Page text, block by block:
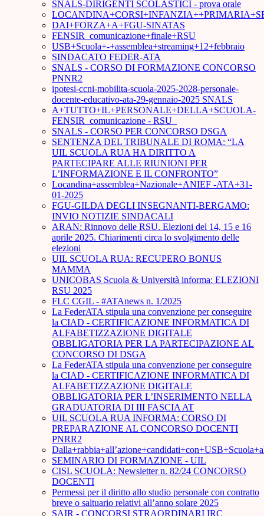
SNALS-DIRIGENTI SCOLASTICI - prova orale
DAI+FORZA+A+FGU-SINATAS
FENSIR_comunicazione+finale+RSU
USB+Scuola+-+assemblea+streaming+12+febbraio
SINDACATO FEDER-ATA
SNALS - CORSO DI FORMAZIONE CONCORSO
PNNR2
ipotesi-ccni-mobilita-scuola-2025-2028-personale-
docente-educativo-ata-29-gennaio-2025 SNALS
A+TUTTO+IL+PERSONALE+DELLA+SCUOLA-
FENSIR_comunicazione - RSU_
SNALS - CORSO PER CONCORSO DSGA
SENTENZA DEL TRIBUNALE DI ROMA: “LA
UIL SCUOLA RUA HA DIRITTO A
PARTECIPARE ALLE RIUNIONI PER
L’INFORMAZIONE E IL CONFRONTO”
Locandina+assemblea+Nazionale+ANIEF -ATA+31-
01-2025
FGU-GILDA DEGLI INSEGNANTI-BERGAMO:
INVIO NOTIZIE SINDACALI
ARAN: Rinnovo delle RSU. Elezioni del 14, 15 e 16
aprile 2025. Chiarimenti circa lo svolgimento delle
elezioni
UIL SCUOLA RUA: RECUPERO BONUS
MAMMA
UNICOBAS Scuola & Università informa: ELEZIONI
RSU 2025
FLC CGIL - #ATAnews n. 1/2025
La FederATA stipula una convenzione per conseguire
la CIAD - CERTIFICAZIONE INFORMATICA DI
ALFABETIZZAZIONE DIGITALE
OBBLIGATORIA PER LA PARTECIPAZIONE AL
CONCORSO DI DSGA
La FederATA stipula una convenzione per conseguire
la CIAD - CERTIFICAZIONE INFORMATICA DI
ALFABETIZZAZIONE DIGITALE
OBBLIGATORIA PER L’INSERIMENTO NELLA
GRADUATORIA DI III FASCIA AT
UIL SCUOLA RUA INFORMA: CORSO DI
PREPARAZIONE AL CONCORSO DOCENTI
PNRR2
SEMINARIO DI FORMAZIONE - UIL
CISL SCUOLA: Newsletter n. 82/24 CONCORSO
DOCENTI
Permessi per il diritto allo studio personale con contratto
breve o saltuario relativi all’anno solare 2025
SAIR - CONCORSI STRAORDINARI IRC